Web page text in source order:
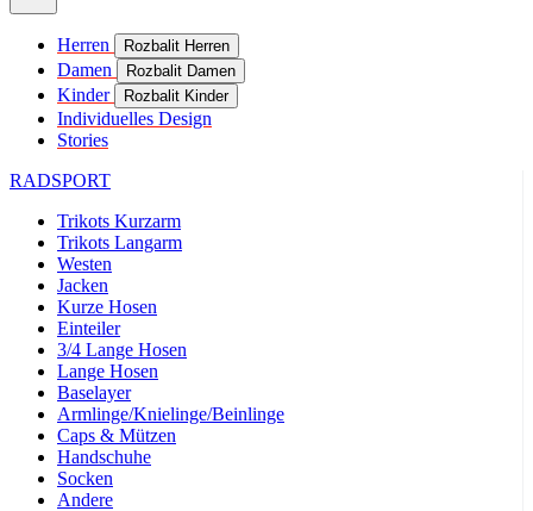
Herren Rozbalit Herren
Damen Rozbalit Damen
Kinder Rozbalit Kinder
Individuelles Design
Stories
RADSPORT
Trikots Kurzarm
Trikots Langarm
Westen
Jacken
Kurze Hosen
Einteiler
3/4 Lange Hosen
Lange Hosen
Baselayer
Armlinge/Knielinge/Beinlinge
Caps & Mützen
Handschuhe
Socken
Andere